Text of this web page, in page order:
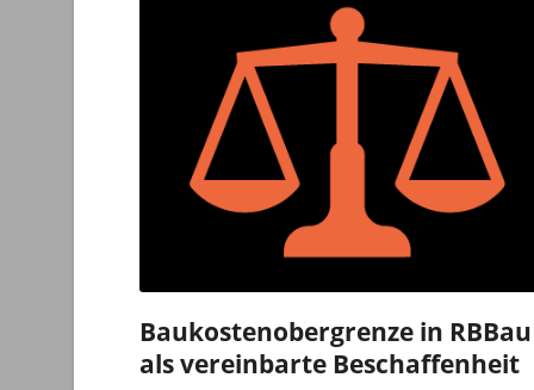
Baukostenobergrenze in RBBau
als vereinbarte Beschaffenheit